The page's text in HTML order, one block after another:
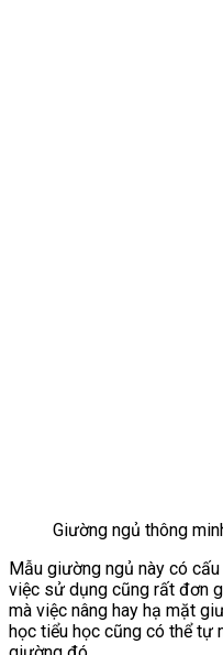
Giường ngủ thông
Mẫu giường ngủ này có
việc sử dụng cũng rất đơn
mà việc nâng hay hạ mặt
học tiểu học cũng có thể tự